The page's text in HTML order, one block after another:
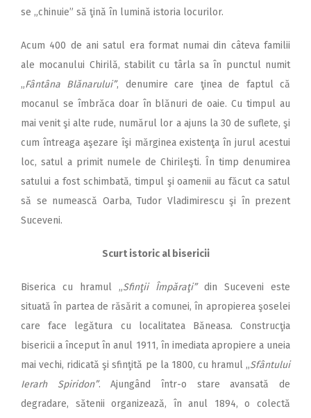
se „chinuie” să ţină în lumină istoria locurilor.
Acum 400 de ani satul era format numai din câteva familii
ale mocanului Chirilă, stabilit cu târla sa în punctul numit
„Fântâna Blănarului”, denumire care ţinea de faptul că
mocanul se îmbrăca doar în blănuri de oaie. Cu timpul au
mai venit şi alte rude, numărul lor a ajuns la 30 de suflete, şi
cum întreaga aşezare îşi mărginea existenţa în jurul acestui
loc, satul a primit numele de Chirileşti. În timp denumirea
satului a fost schimbată, timpul şi oamenii au făcut ca satul
să se numească Oarba, Tudor Vladimirescu şi în prezent
Suceveni.
Scurt istoric al bisericii
Biserica cu hramul „Sfinţii Împăraţi”din Suceveni este
situată în partea de răsărit a comunei, în apropierea şoselei
care face legătura cu localitatea Băneasa. Construcţia
bisericii a început în anul 1911, în imediata apropiere a uneia
mai vechi, ridicată şi sfinţită pe la 1800, cu hramul ,,Sfântului
Ierarh Spiridon”. Ajungând într-o stare avansată de
degradare, sătenii organizează, în anul 1894, o colectă